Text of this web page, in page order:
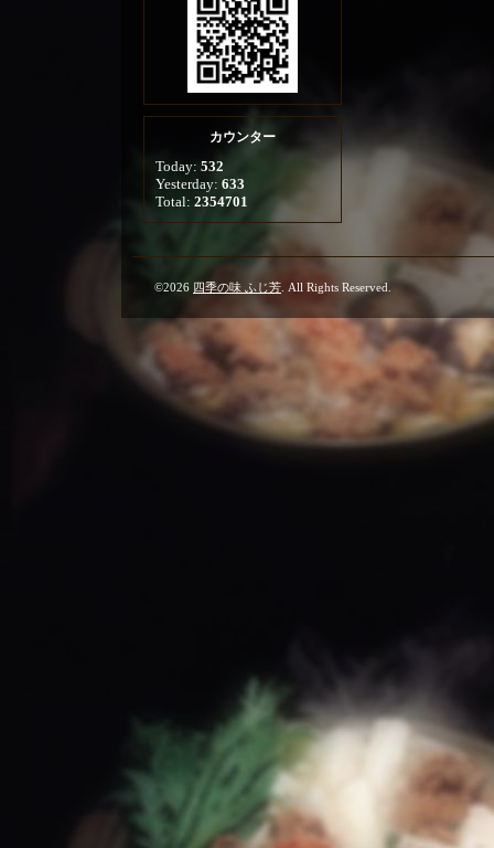
カウンター
Today: 532
Yesterday: 633
Total: 2354701
©2026 四季の味 ふじ芳 . All Rights Reserved.